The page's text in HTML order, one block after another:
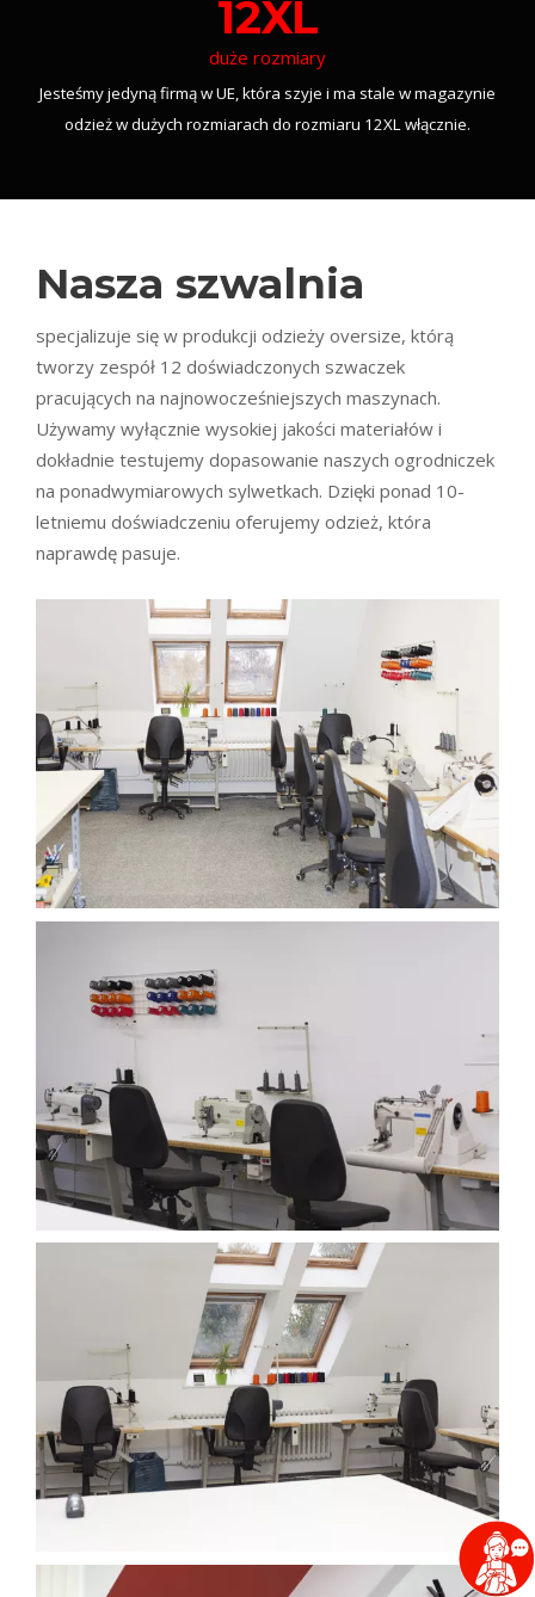
12XL
duże rozmiary
Jesteśmy jedyną firmą w UE, która szyje i ma stale w magazynie
odzież w dużych rozmiarach do rozmiaru 12XL włącznie.
Nasza szwalnia
specjalizuje się w produkcji odzieży oversize, którą
tworzy zespół 12 doświadczonych szwaczek
pracujących na najnowocześniejszych maszynach.
Używamy wyłącznie wysokiej jakości materiałów i
dokładnie testujemy dopasowanie naszych ogrodniczek
na ponadwymiarowych sylwetkach. Dzięki ponad 10-
letniemu doświadczeniu oferujemy odzież, która
naprawdę pasuje.